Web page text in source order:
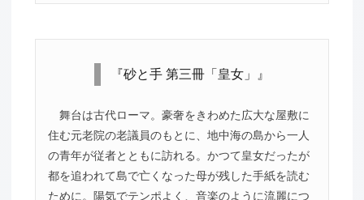
『砂と手 第三冊「皇女」』
舞台は古代ローマ。豪奢をきわめた広大な屋敷に
住む元老院の老議員のもとに、地中海の島から一人
の青年が従者とともに訪れる。かつて皇女だったが
都を追われて島で亡くなった母が残した手紙を読む
ために。陽気でテンポよく、音楽のように流麗につ